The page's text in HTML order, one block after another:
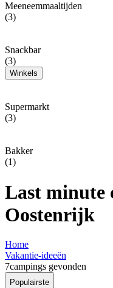
Meeneemmaaltijden
(3)
Snackbar
(3)
Winkels
Supermarkt
(3)
Bakker
(1)
Last minute
Oostenrijk
Home
Vakantie-ideeën
7campings gevonden
Populairste